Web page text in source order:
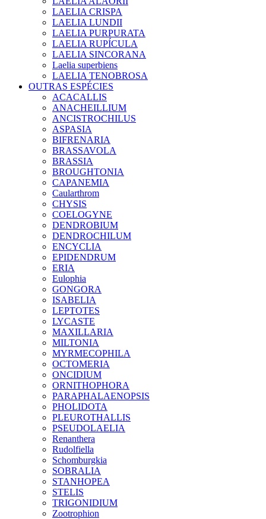
LAELIA CRISPA
LAELIA LUNDII
LAELIA PURPURATA
LAELIA RUPÍCULA
LAELIA SINCORANA
Laelia superbiens
LAELIA TENOBROSA
OUTRAS ESPÉCIES
ACACALLIS
ANACHEILLIUM
ANCISTROCHILUS
ASPASIA
BIFRENARIA
BRASSAVOLA
BRASSIA
BROUGHTONIA
CAPANEMIA
Caularthrom
CHYSIS
COELOGYNE
DENDROBIUM
DENDROCHILUM
ENCYCLIA
EPIDENDRUM
ERIA
Eulophia
GONGORA
ISABELIA
LEPTOTES
LYCASTE
MAXILLARIA
MILTONIA
MYRMECOPHILA
OCTOMERIA
ONCIDIUM
ORNITHOPHORA
PARAPHALAENOPSIS
PHOLIDOTA
PLEUROTHALLIS
PSEUDOLAELIA
Renanthera
Rudolfiella
Schomburgkia
SOBRALIA
STANHOPEA
STELIS
TRIGONIDIUM
Zootrophion